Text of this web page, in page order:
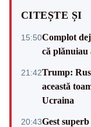
CITEȘTE ȘI
15:50Complot
că plănuiau
21:42Trump:
această
Ucraina
20:43Gest